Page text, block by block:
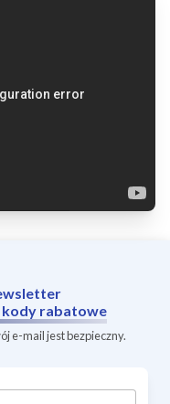
kody rabatowe
e-mail jest bezpieczny.